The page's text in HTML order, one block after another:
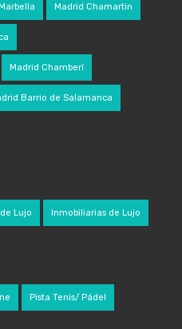
Madrid Chamartin
Madrid Chamberí
Barrio de Salamanca
Lujo Inmobiliarias de Lujo
Pista Tenis/ Pádel